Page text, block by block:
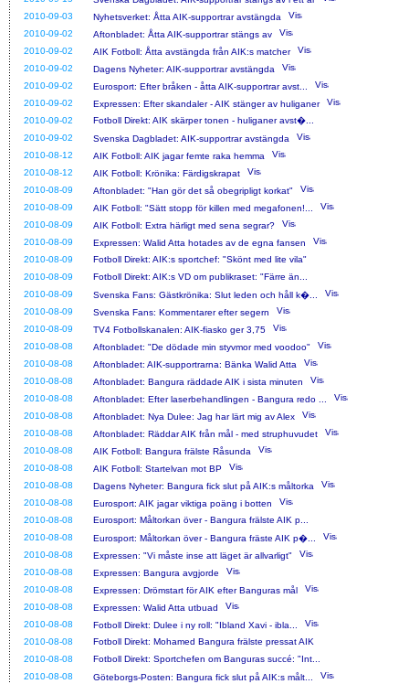
2010-09-03
Nyhetsverket: Åtta AIK-supportrar avstängda
2010-09-02
Aftonbladet: Åtta AIK-supportrar stängs av
2010-09-02
AIK Fotboll: Åtta avstängda från AIK:s matcher
2010-09-02
Dagens Nyheter: AIK-supportrar avstängda
2010-09-02
Eurosport: Efter bråken - åtta AIK-supportrar avst...
2010-09-02
Expressen: Efter skandaler - AIK stänger av huliganer
2010-09-02
Fotboll Direkt: AIK skärper tonen - huliganer avst�...
2010-09-02
Svenska Dagbladet: AIK-supportrar avstängda
2010-08-12
AIK Fotboll: AIK jagar femte raka hemma
2010-08-12
AIK Fotboll: Krönika: Färdigskrapat
2010-08-09
Aftonbladet: "Han gör det så obegripligt korkat"
2010-08-09
AIK Fotboll: "Sätt stopp för killen med megafonen!...
2010-08-09
AIK Fotboll: Extra härligt med sena segrar?
2010-08-09
Expressen: Walid Atta hotades av de egna fansen
2010-08-09
Fotboll Direkt: AIK:s sportchef: "Skönt med lite vila"
2010-08-09
Fotboll Direkt: AIK:s VD om publikraset: "Färre än...
2010-08-09
Svenska Fans: Gästkrönika: Slut leden och håll k�...
2010-08-09
Svenska Fans: Kommentarer efter segern
2010-08-09
TV4 Fotbollskanalen: AIK-fiasko ger 3,75
2010-08-08
Aftonbladet: "De dödade min styvmor med voodoo"
2010-08-08
Aftonbladet: AIK-supportrarna: Bänka Walid Atta
2010-08-08
Aftonbladet: Bangura räddade AIK i sista minuten
2010-08-08
Aftonbladet: Efter laserbehandlingen - Bangura redo ...
2010-08-08
Aftonbladet: Nya Dulee: Jag har lärt mig av Alex
2010-08-08
Aftonbladet: Räddar AIK från mål - med struphuvudet
2010-08-08
AIK Fotboll: Bangura frälste Råsunda
2010-08-08
AIK Fotboll: Startelvan mot BP
2010-08-08
Dagens Nyheter: Bangura fick slut på AIK:s måltorka
2010-08-08
Eurosport: AIK jagar viktiga poäng i botten
2010-08-08
Eurosport: Måltorkan över - Bangura frälste AIK p...
2010-08-08
Eurosport: Måltorkan över - Bangura fräste AIK p�...
2010-08-08
Expressen: "Vi måste inse att läget är allvarligt"
2010-08-08
Expressen: Bangura avgjorde
2010-08-08
Expressen: Drömstart för AIK efter Banguras mål
2010-08-08
Expressen: Walid Atta utbuad
2010-08-08
Fotboll Direkt: Dulee i ny roll: "Ibland Xavi - ibla...
2010-08-08
Fotboll Direkt: Mohamed Bangura frälste pressat AIK
2010-08-08
Fotboll Direkt: Sportchefen om Banguras succé: "Int...
2010-08-08
Göteborgs-Posten: Bangura fick slut på AIK:s målt...